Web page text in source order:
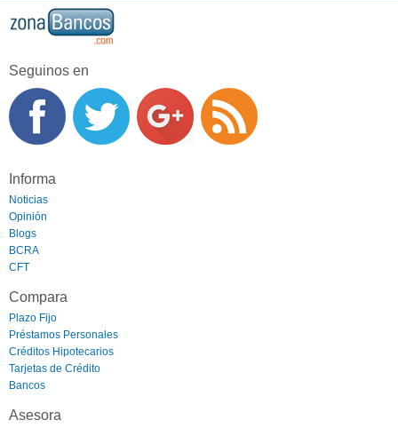
Seguinos en
Informa
Noticias
Opinión
Blogs
BCRA
CFT
Compara
Plazo Fijo
Préstamos Personales
Créditos Hipotecarios
Tarjetas de Crédito
Bancos
Asesora